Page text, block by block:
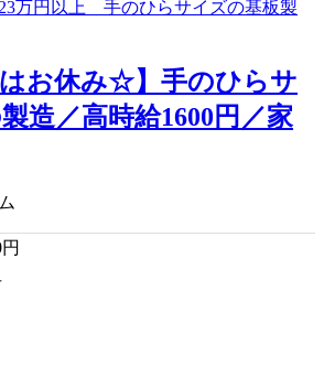
はお休み☆】手のひらサ
造／高時給1600円／家
円